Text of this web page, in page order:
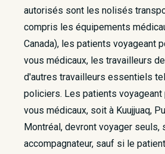
autorisés sont les nolisés
compris les équipements
Canada), les patients voyageant
vous médicaux, les travailleurs
d'autres travailleurs essentiels
policiers. Les patients
vous médicaux, soit à Kuujjuaq,
Montréal, devront voyager seuls,
accompagnateur, sauf si le